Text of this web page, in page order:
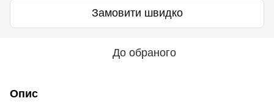
Замовити швидко
До обраного
Опис